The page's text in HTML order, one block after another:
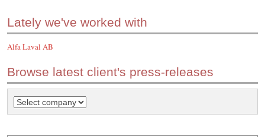
Lately we've worked with
Alfa Laval AB
Browse latest client's press-releases